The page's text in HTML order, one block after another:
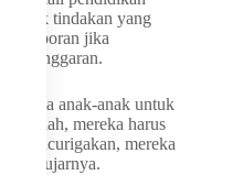
tindakan yang
pelaporan jika
pelanggaran.
anak-anak untuk
salah, mereka harus
mencurigakan, mereka
ujarnya.